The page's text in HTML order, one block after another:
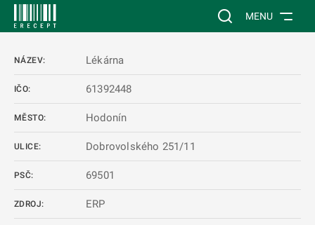
Vyhledávání na
MENU
NÁZEV: Lékárna
IČO: 61392448
MĚSTO: Hodonín
ULICE: Dobrovolského 251/11
PSČ: 69501
ZDROJ: ERP